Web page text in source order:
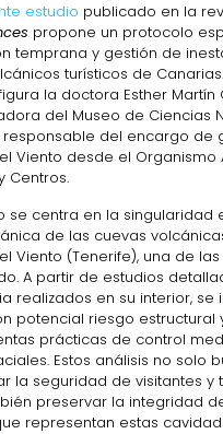
estudio publicado en la
propone un protocolo
temprana y gestión de
turísticos de
la doctora Esther Martín
del Museo de Ciencias
responsable del encargo de
Viento desde el Organismo
Centros.
se centra en la singularidad
de las cuevas
Viento (Tenerife), una de
A partir de estudios
realizados en su interior, se
potencial riesgo estructural
prácticas de control
Estos análisis no solo
la seguridad de visitantes y
preservar la integridad
representan estas